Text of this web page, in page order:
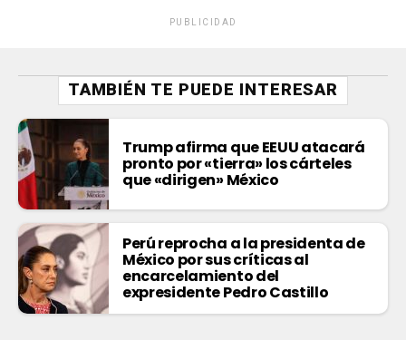
PUBLICIDAD
TAMBIÉN TE PUEDE INTERESAR
Trump afirma que EEUU atacará
pronto por «tierra» los cárteles
que «dirigen» México
Perú reprocha a la presidenta de
México por sus críticas al
encarcelamiento del
expresidente Pedro Castillo